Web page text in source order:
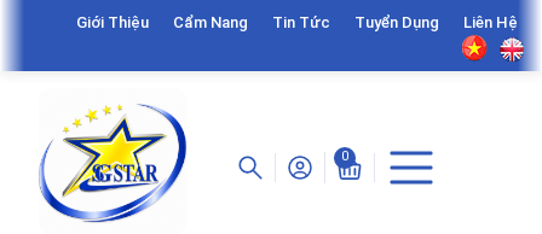
Giới Thiệu Cẩm Nang Tin Tức Tuyển Dụng Liên Hệ
0